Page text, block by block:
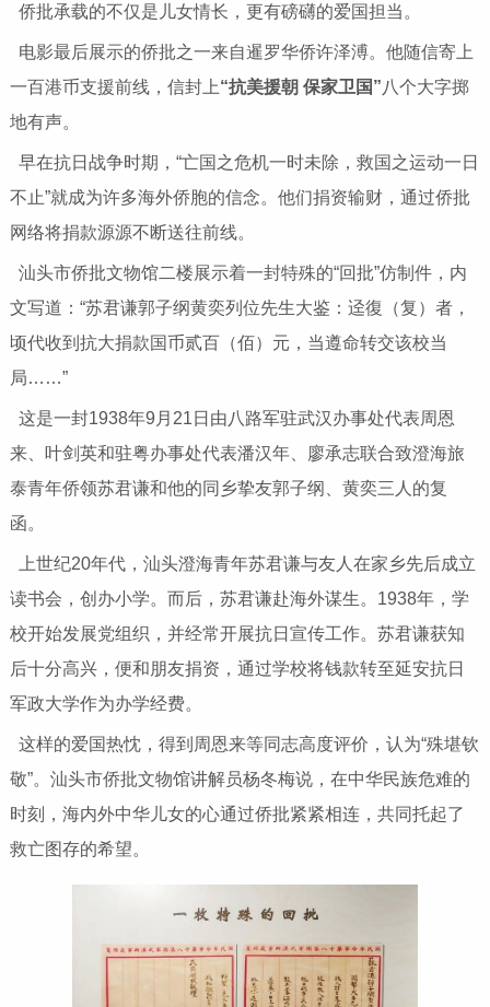
侨批承载的不仅是儿女情长，更有磅礴的爱国担当。
电影最后展示的侨批之一来自暹罗华侨许泽溥。他随信寄上
一百港币支援前线，信封上“抗美援朝 保家卫国” 八个大字掷
地有声。
早在抗日战争时期，“亡国之危机一时未除，救国之运动一日
不止”就成为许多海外侨胞的信念。他们捐资输财，通过侨批
网络将捐款源源不断送往前线。
汕头市侨批文物馆二楼展示着一封特殊的“回批”仿制件，内
文写道：“苏君谦郭子纲黄奕列位先生大鉴：迳復（复）者，
顷代收到抗大捐款国币贰百（佰）元，当遵命转交该校当
局……”
这是一封1938年9月21日由八路军驻武汉办事处代表周恩
来、叶剑英和驻粤办事处代表潘汉年、廖承志联合致澄海旅
泰青年侨领苏君谦和他的同乡挚友郭子纲、黄奕三人的复
函。
上世纪20年代，汕头澄海青年苏君谦与友人在家乡先后成立
读书会，创办小学。而后，苏君谦赴海外谋生。1938年，学
校开始发展党组织，并经常开展抗日宣传工作。苏君谦获知
后十分高兴，便和朋友捐资，通过学校将钱款转至延安抗日
军政大学作为办学经费。
这样的爱国热忱，得到周恩来等同志高度评价，认为“殊堪钦
敬”。汕头市侨批文物馆讲解员杨冬梅说，在中华民族危难的
时刻，海内外中华儿女的心通过侨批紧紧相连，共同托起了
救亡图存的希望。